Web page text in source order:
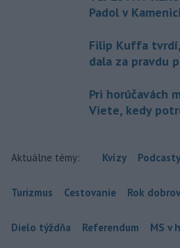
Padol v
Filip Kuffa
dala za pravdu
Pri horúčavách
Viete, kedy
Aktuálne témy: Kvízy Podcasty
Turizmus Cestovanie Rok
Dielo týždňa Referendum MS v